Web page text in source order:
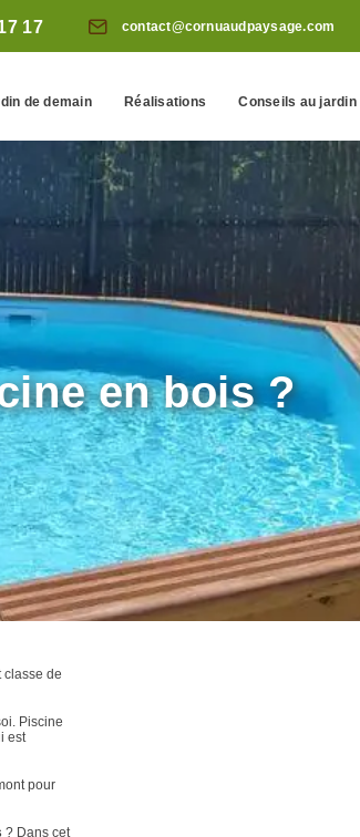
17 contact@cornuaudpaysage.com
de demain Réalisations Conseils au jardin
en bois ?
classe de
Piscine
est
pour
? Dans cet